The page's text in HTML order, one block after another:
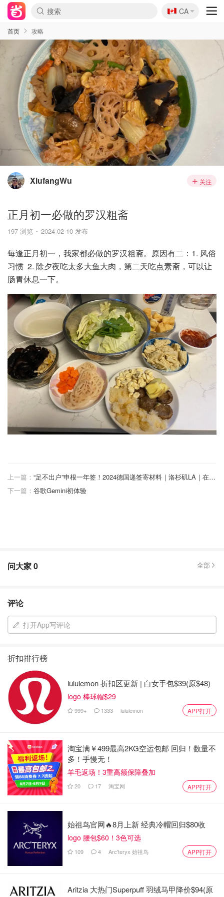
🇨🇦
CA
首页 攻略
XiufangWu 关注
正月初一必做的罗汉粗斋
197 浏览 2024-02-10 发布
每逢正月初一，我家都必做的罗汉粗斋。原因有二：1. 风俗
习惯 2. 除夕夜吃太多大鱼大肉，第二天吃点素斋，可以让
肠胃休息一下。
上一篇：
“足不出户”申根一年签！2024德国递签寄材料｜洛杉矶LA｜在美国申请申根签证
下一篇： 谷歌Gemini初体验
问大家0 全部
评论
打开App写评论
折扣排行榜
lululemon 折扣区更新 | 白女手包$39(原$48)
logo 棒球帽$29
999+ 1333 lululemon APP打开
淘宝满￥499最高2KG空运包邮 回归！数量不
多！手慢无！
羊毛返场！3重高额保障叠加
20 17 淘宝网 APP打开
始祖鸟官网🔥8月上新 经典冷帽回归$80收
logo 腰包$60！3色可选
109 4 Arc'teryx 始祖鸟 APP打开
Aritzia 大热门Superpuff 羽绒马甲降价$94(原